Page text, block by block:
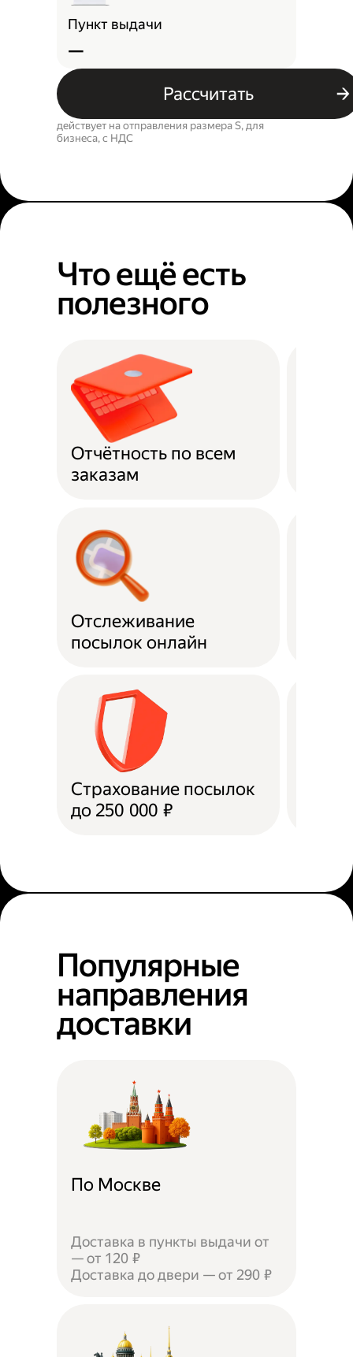
Пункт выдачи
—
Рассчитать
действует на отправления размера S, для
бизнеса, c НДС
Что ещё есть
полезного
Отчётность по всем
заказам
Отслеживание
посылок онлайн
Страхование посылок
до 250 000 ₽
Популярные
направления
доставки
По Москве
Доставка в пункты выдачи от
— от 120 ₽
Доставка до двери — от 290 ₽